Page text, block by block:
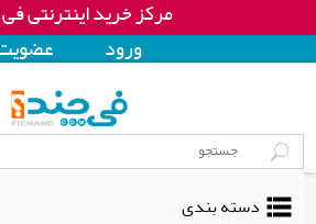
مرکز خرید اینترنتی
ورود
دسته بندی